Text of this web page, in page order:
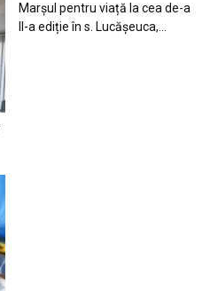
Marșul pentru viață la cea de-a
II-a ediție în s. Lucășeuca,...